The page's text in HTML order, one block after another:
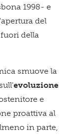
1998- e
del
della
smuove la
evoluzione
e
proattiva al
in parte,